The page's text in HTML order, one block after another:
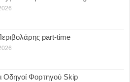
part-time
Οδηγοί Φορτηγού Skip